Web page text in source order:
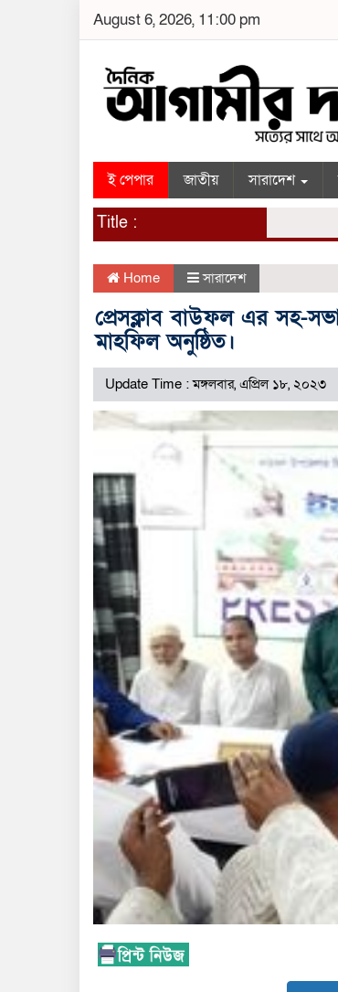
August 6, 2026, 11:00 pm
ই পেপার জাতীয় সারাদেশ
Title :
Home সারাদেশ
প্রেসক্লাব বাউফল এর সহ-
মাহফিল অনুষ্ঠিত।
Update Time : মঙ্গলবার, এপ্রিল ১৮, ২০২৩